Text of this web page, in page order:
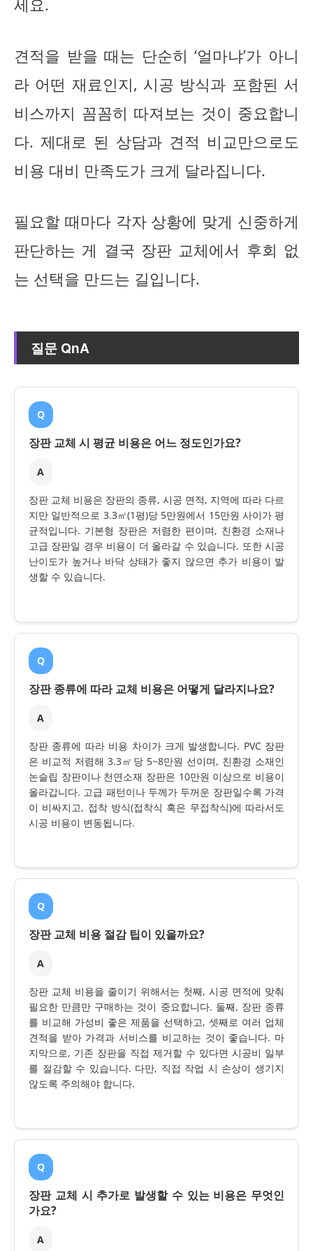
세요.
견적을 받을 때는 단순히 ‘얼마냐’가 아니
라 어떤 재료인지, 시공 방식과 포함된 서
비스까지 꼼꼼히 따져보는 것이 중요합니
다. 제대로 된 상담과 견적 비교만으로도
비용 대비 만족도가 크게 달라집니다.
필요할 때마다 각자 상황에 맞게 신중하게
판단하는 게 결국 장판 교체에서 후회 없
는 선택을 만드는 길입니다.
질문 QnA
Q
장판 교체 시 평균 비용은 어느 정도인가요?
A
장판 교체 비용은 장판의 종류, 시공 면적, 지역에 따라 다르
지만 일반적으로 3.3㎡(1평)당 5만원에서 15만원 사이가 평
균적입니다. 기본형 장판은 저렴한 편이며, 친환경 소재나
고급 장판일 경우 비용이 더 올라갈 수 있습니다. 또한 시공
난이도가 높거나 바닥 상태가 좋지 않으면 추가 비용이 발
생할 수 있습니다.
Q
장판 종류에 따라 교체 비용은 어떻게 달라지나요?
A
장판 종류에 따라 비용 차이가 크게 발생합니다. PVC 장판
은 비교적 저렴해 3.3㎡당 5~8만원 선이며, 친환경 소재인
논슬립 장판이나 천연소재 장판은 10만원 이상으로 비용이
올라갑니다. 고급 패턴이나 두께가 두꺼운 장판일수록 가격
이 비싸지고, 접착 방식(접착식 혹은 무접착식)에 따라서도
시공 비용이 변동됩니다.
Q
장판 교체 비용 절감 팁이 있을까요?
A
장판 교체 비용을 줄이기 위해서는 첫째, 시공 면적에 맞춰
필요한 만큼만 구매하는 것이 중요합니다. 둘째, 장판 종류
를 비교해 가성비 좋은 제품을 선택하고, 셋째로 여러 업체
견적을 받아 가격과 서비스를 비교하는 것이 좋습니다. 마
지막으로, 기존 장판을 직접 제거할 수 있다면 시공비 일부
를 절감할 수 있습니다. 다만, 직접 작업 시 손상이 생기지
않도록 주의해야 합니다.
Q
장판 교체 시 추가로 발생할 수 있는 비용은 무엇인
가요?
A